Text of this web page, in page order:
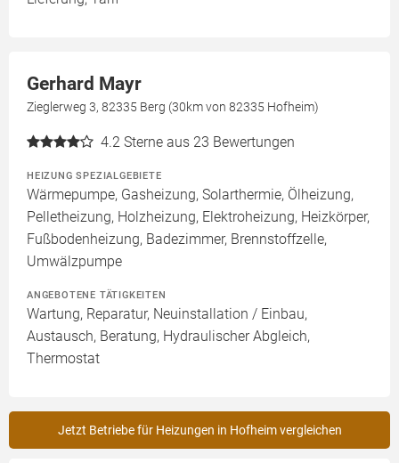
Gerhard Mayr
Zieglerweg 3, 82335 Berg (30km von 82335 Hofheim)
4.2 Sterne aus 23 Bewertungen
HEIZUNG SPEZIALGEBIETE
Wärmepumpe, Gasheizung, Solarthermie, Ölheizung,
Pelletheizung, Holzheizung, Elektroheizung, Heizkörper,
Fußbodenheizung, Badezimmer, Brennstoffzelle,
Umwälzpumpe
ANGEBOTENE TÄTIGKEITEN
Wartung, Reparatur, Neuinstallation / Einbau,
Austausch, Beratung, Hydraulischer Abgleich,
Thermostat
Jetzt Betriebe für Heizungen in Hofheim vergleichen